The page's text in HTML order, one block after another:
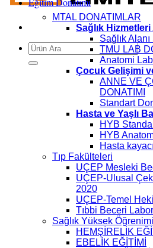
Ara:
MTAL DONATIMLAR
Sağlık Hizmetleri
Sağlık
TMU LAB
Anatomi
Çocuk Gelişimi
ANNE VE
DONATIMI
Standart
Hasta ve Yaşlı
HYB
HYB
Hasta
Tıp Fakülteleri
UÇEP Mesleki
UÇEP-Ulusal
2020
UÇEP-Temel
Tıbbi Beceri
Sağlık Yüksek Öğrenimi
HEMŞİRELİK
EBELİK EĞİTİMİ